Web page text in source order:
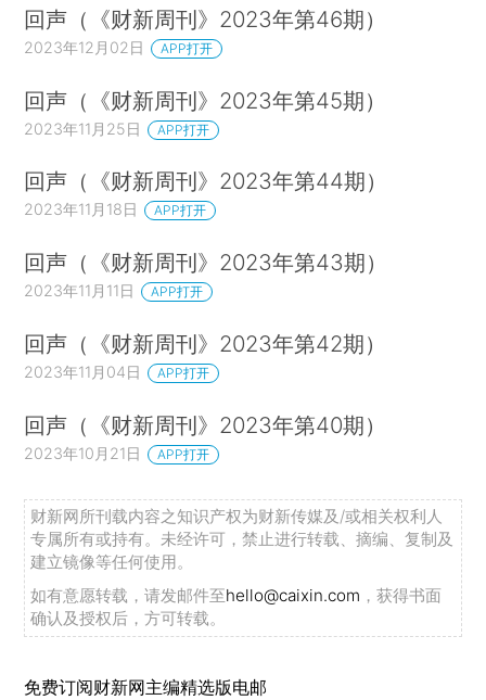
回声（《财新周刊》2023年第46期）
2023年12月02日 APP打开
回声（《财新周刊》2023年第45期）
2023年11月25日 APP打开
回声（《财新周刊》2023年第44期）
2023年11月18日 APP打开
回声（《财新周刊》2023年第43期）
2023年11月11日 APP打开
回声（《财新周刊》2023年第42期）
2023年11月04日 APP打开
回声（《财新周刊》2023年第40期）
2023年10月21日 APP打开
财新网所刊载内容之知识产权为财新传媒及/或相关权利人
专属所有或持有。未经许可，禁止进行转载、摘编、复制及
建立镜像等任何使用。
如有意愿转载，请发邮件至hello@caixin.com ，获得书面
确认及授权后，方可转载。
免费订阅财新网主编精选版电邮